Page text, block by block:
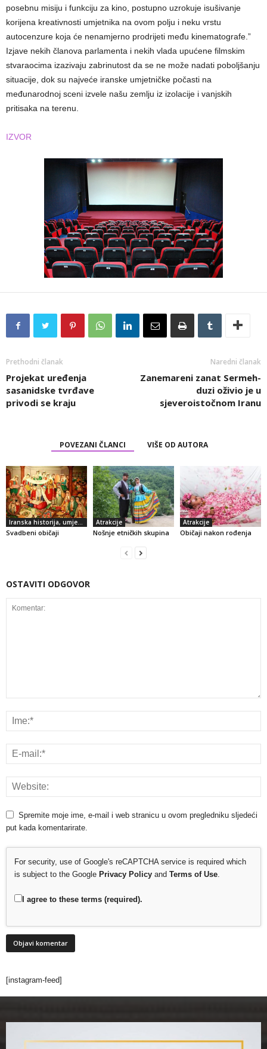
posebnu misiju i funkciju za kino, postupno uzrokuje isušivanje
korijena kreativnosti umjetnika na ovom polju i neku vrstu
autocenzure koja će nenamjerno prodrijeti među kinematografe.”
Izjave nekih članova parlamenta i nekih vlada upućene filmskim
stvaraocima izazivaju zabrinutost da se ne može nadati poboljšanju
situacije, dok su najveće iranske umjetničke počasti na
međunarodnoj sceni izvele našu zemlju iz izolacije i vanjskih
pritisaka na terenu.
IZVOR
Prethodni članak
Projekat uređenja
sasanidske tvrđave
privodi se kraju
Naredni članak
Zanemareni zanat Sermeh-
duzi oživio je u
sjeveroistočnom Iranu
POVEZANI ČLANCI VIŠE OD AUTORA
Iranska historija, umjetnost i kultura
Svadbeni običaji
Atrakcije
Nošnje etničkih skupina
Atrakcije
Običaji nakon rođenja
OSTAVITI ODGOVOR
Spremite moje ime, e-mail i web stranicu u ovom pregledniku sljedeći
put kada komentarirate.
For security, use of Google's reCAPTCHA service is required which
is subject to the Google Privacy Policy and Terms of Use.
I agree to these terms (required).
[instagram-feed]